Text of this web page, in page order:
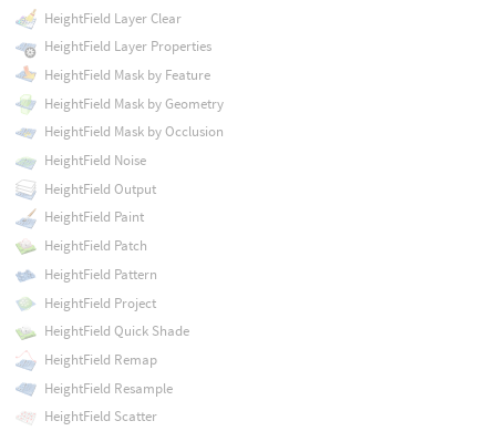
HeightField Layer Clear
HeightField Layer Properties
HeightField Mask by Feature
HeightField Mask by Geometry
HeightField Mask by Occlusion
HeightField Noise
HeightField Output
HeightField Paint
HeightField Patch
HeightField Pattern
HeightField Project
HeightField Quick Shade
HeightField Remap
HeightField Resample
HeightField Scatter